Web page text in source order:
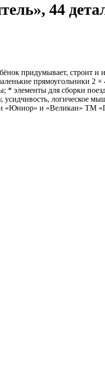
44
придумывает, строит и
прямоугольники 2
элементы для сборки
усидчивость, логическое
«Юниор» и «Великан» ТМ